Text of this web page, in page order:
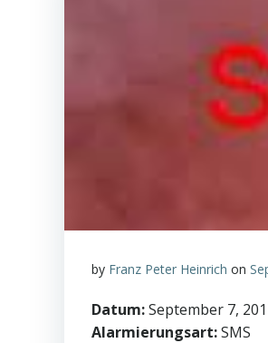
by Franz Peter Heinrich on
Datum:September 7,
Alarmierungsart:SMS